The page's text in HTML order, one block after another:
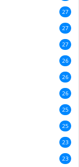
27
27
27
26
26
26
25
25
23
23